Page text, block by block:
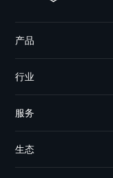
产品
行业
服务
生态